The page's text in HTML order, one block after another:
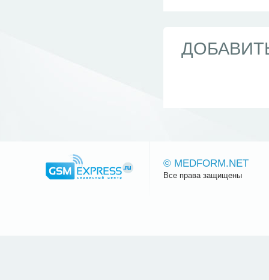
© MEDFORM.NET
Все права защищены